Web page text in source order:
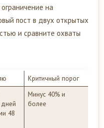
на
пост в двух открытых
и сравните охваты
Критичный порог
48
Минус 40% и
более